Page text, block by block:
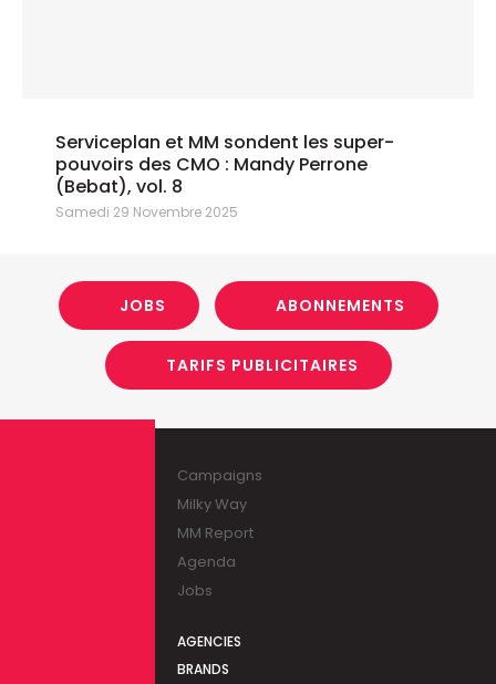
Serviceplan et MM sondent les super-
pouvoirs des CMO : Mandy Perrone
(Bebat), vol. 8
Samedi 29 Novembre 2025
JOBS ABONNEMENTS
TARIFS PUBLICITAIRES
Campaigns
Milky Way
MM Report
Agenda
Jobs
AGENCIES
BRANDS